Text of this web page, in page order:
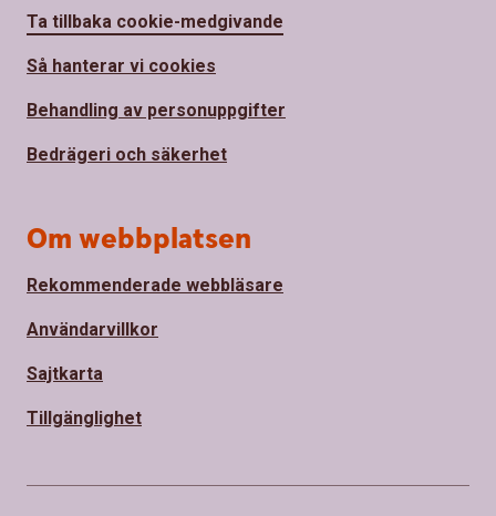
Ta tillbaka cookie-medgivande
Så hanterar vi cookies
Behandling av personuppgifter
Bedrägeri och säkerhet
Om webbplatsen
Rekommenderade webbläsare
Användarvillkor
Sajtkarta
Tillgänglighet